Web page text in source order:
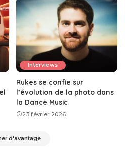
Interviews
Rukes se confie sur
l’évolution de la photo dans
la Dance Music
23 février 2026
d'avantage